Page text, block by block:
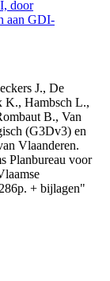
door
aan GDI-
J., De
K., Hambsch L.,
B., Van
(G3Dv3) en
Vlaanderen.
Planbureau voor
+ bijlagen"